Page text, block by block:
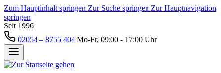
Zum Hauptinhalt springen Zur Suche springen Zur Hauptnavigation
springen
Seit 1996
02054 – 8755 404 Mo-Fr, 09:00 - 17:00 Uhr